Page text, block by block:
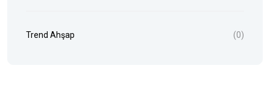
Trend Ahşap (0)